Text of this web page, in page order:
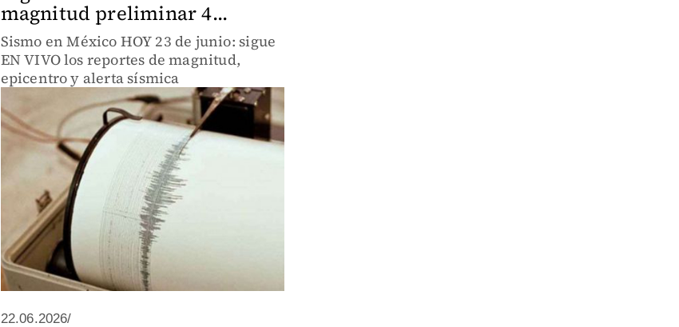
magnitud preliminar 4...
Sismo en México HOY 23 de junio: sigue
EN VIVO los reportes de magnitud,
epicentro y alerta sísmica
22.06.2026/